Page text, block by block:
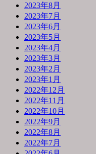
2023年8月
2023年7月
2023年6月
2023年5月
2023年4月
2023年3月
2023年2月
2023年1月
2022年12月
2022年11月
2022年10月
2022年9月
2022年8月
2022年7月